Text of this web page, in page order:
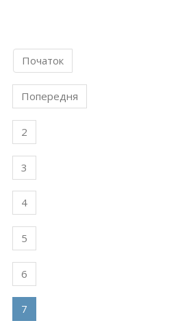
Початок
Попередня
2
3
4
5
6
7